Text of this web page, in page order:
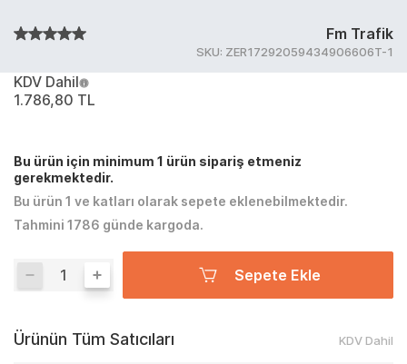
Fm Trafik
SKU: ZER17292059434906606T-1
KDV Dahil
1.786,80 TL
Bu ürün için minimum 1 ürün sipariş etmeniz
gerekmektedir.
Bu ürün 1 ve katları olarak sepete eklenebilmektedir.
Tahmini 1786 günde kargoda.
Sepete Ekle
Ürünün Tüm Satıcıları KDV Dahil